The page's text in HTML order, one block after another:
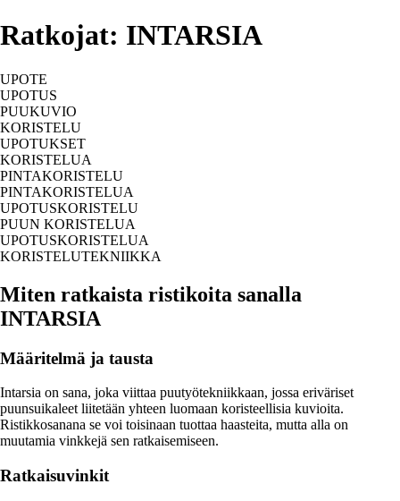
Ratkojat: INTARSIA
UPOTE
UPOTUS
PUUKUVIO
KORISTELU
UPOTUKSET
KORISTELUA
PINTAKORISTELU
PINTAKORISTELUA
UPOTUSKORISTELU
PUUN KORISTELUA
UPOTUSKORISTELUA
KORISTELUTEKNIIKKA
Miten ratkaista ristikoita sanalla
INTARSIA
Määritelmä ja tausta
Intarsia on sana, joka viittaa puutyötekniikkaan, jossa eriväriset
puunsuikaleet liitetään yhteen luomaan koristeellisia kuvioita.
Ristikkosanana se voi toisinaan tuottaa haasteita, mutta alla on
muutamia vinkkejä sen ratkaisemiseen.
Ratkaisuvinkit